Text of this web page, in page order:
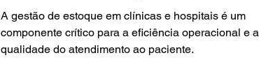
A gestão de estoque em clínicas e hospitais é um
componente crítico para a eficiência operacional e a
qualidade do atendimento ao paciente.